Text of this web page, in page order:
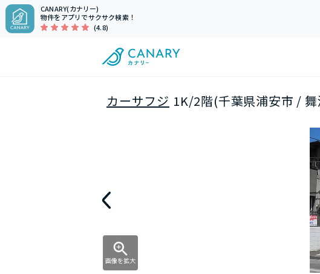
CANARY(カナリー)
物件をアプリでサクサク検索！
(4.8)
カーサフジ 1K/2階(千葉県浦安市 /
画像を拡大